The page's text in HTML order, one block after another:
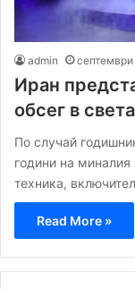
admin
Иран
обсег в
По случай
години на
техника,
Read More »